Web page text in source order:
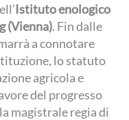
Istituto enologico
(Vienna). Fin dalle
a connotare
lo statuto
agricola e
del progresso
magistrale regia di